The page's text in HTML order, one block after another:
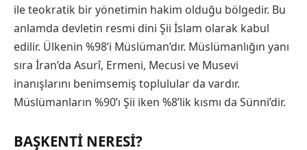
ile teokratik bir yönetimin hakim olduğu bölgedir. Bu
anlamda devletin resmi dini Şii İslam olarak kabul
edilir. Ülkenin %98’i Müslüman’dır. Müslümanlığın yanı
sıra İran’da Asurî, Ermeni, Mecusi ve Musevi
inanışlarını benimsemiş toplulular da vardır.
Müslümanların %90’ı Şii iken %8’lik kısmı da Sünni’dir.
BAŞKENTI NERESI?